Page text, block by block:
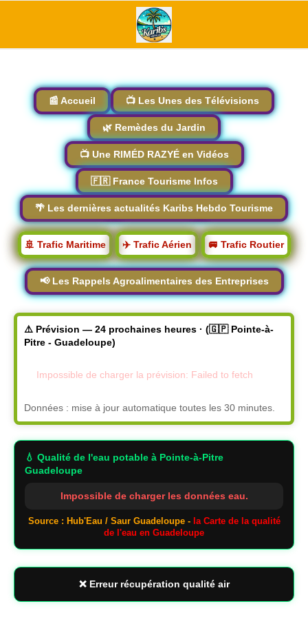
📰 Accueil 📺 Les Unes des Télévisions
🌿 Remèdes du Jardin
📺 Une RIMÉD RAZYÉ en Vidéos
🇫🇷 France Tourisme Infos
🌴 Les dernières actualités Karibs Hebdo Tourisme
🚢 Trafic Maritime ✈️ Trafic Aérien 🚐 Trafic Routier
📢 Les Rappels Agroalimentaires des Entreprises
⚠️ Prévision — 24 prochaines heures · (🇬🇵 Pointe-à-
Pitre - Guadeloupe)
Impossible de charger la prévision: Failed to fetch
Données : mise à jour automatique toutes les 30 minutes.
💧 Qualité de l'eau potable à Pointe-à-Pitre
Guadeloupe
Impossible de charger les données eau.
Source : Hub'Eau / Saur Guadeloupe - la Carte de la qualité
de l'eau en Guadeloupe
❌ Erreur récupération qualité air